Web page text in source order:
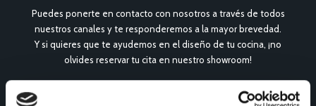
Puedes ponerte en contacto con nosotros a través de todos
nuestros canales y te responderemos a la mayor brevedad.
Y si quieres que te ayudemos en el diseño de tu cocina, ¡no
olvides reservar tu cita en nuestro showroom!